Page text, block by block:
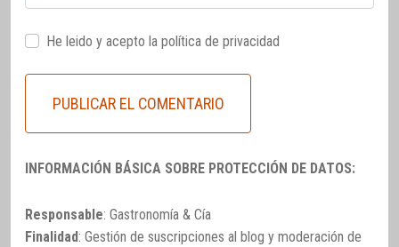
He leido y acepto la política de privacidad
INFORMACIÓN BÁSICA SOBRE PROTECCIÓN DE DATOS:
Responsable: Gastronomía & Cía
Finalidad: Gestión de suscripciones al blog y moderación de